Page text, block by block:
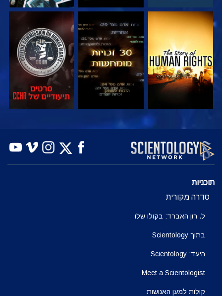
צפה צפה צפה
צפה בדוק את הסדרה
תוכניות
סדרה מקורית
ל. רון האברד: בקולו שלו
בתוך Scientology
היעד: Scientology
Meet a Scientologist
קולות למען האנושות